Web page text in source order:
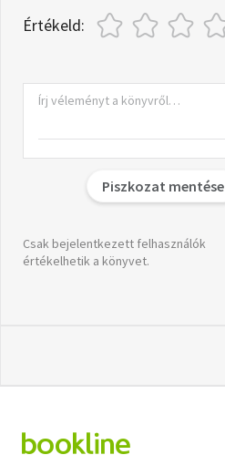
Értékeld:
Piszkozat mentése
Csak bejelentkezett felhasználók
értékelhetik a könyvet.